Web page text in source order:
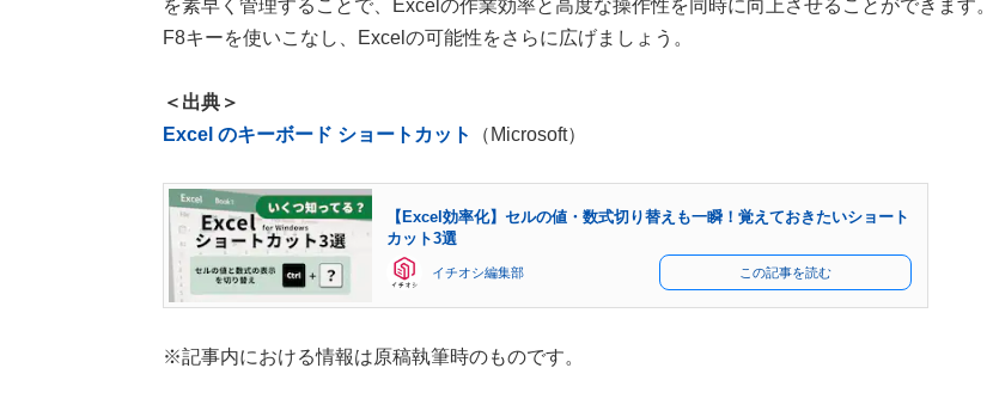
を素早く管理することで、Excelの作業効率と高度な操作性を同時に向上させることができます。
F8キーを使いこなし、Excelの可能性をさらに広げましょう。
＜出典＞
Excel のキーボード ショートカット
（Microsoft）
【Excel効率化】セルの値・数式切り替えも一瞬！覚えておきたいショート
カット3選
イチオシ編集部 この記事を読む
※記事内における情報は原稿執筆時のものです。